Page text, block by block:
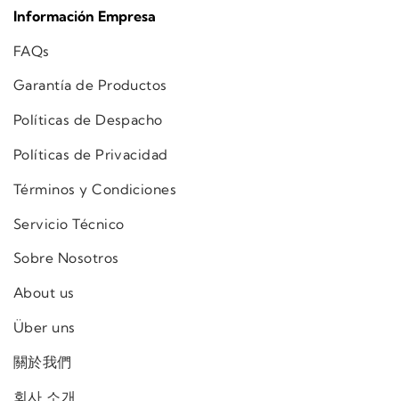
Información Empresa
FAQs
Garantía de Productos
Políticas de Despacho
Políticas de Privacidad
Términos y Condiciones
Servicio Técnico
Sobre Nosotros
About us
Über uns
關於我們
회사 소개